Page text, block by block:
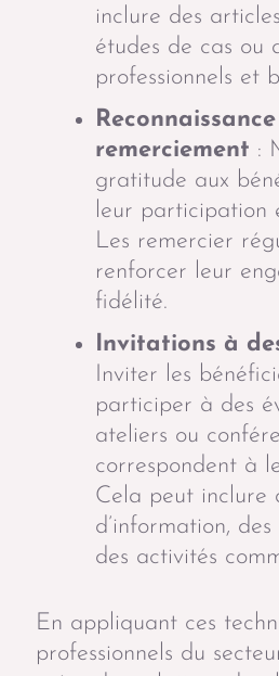
inclure des
études de cas ou
professionnels et
remerciement :
gratitude aux
leur participation
Les remercier
renforcer leur
fidélité.
Invitations à
Inviter les
participer à des
ateliers ou
correspondent à
Cela peut inclure
d’information,
des activités
En appliquant ces
professionnels du